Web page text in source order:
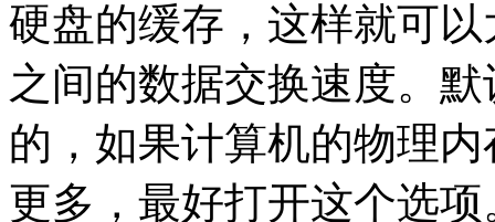
硬盘的缓存，这样就可
之间的数据交换速度。
的，如果计算机的物理
更多，最好打开这个选